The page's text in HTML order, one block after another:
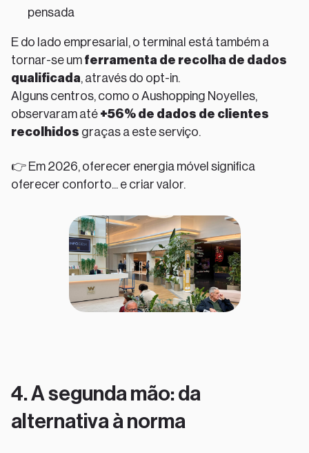
pensada
E do lado empresarial, o terminal está também a
tornar-se um ferramenta de recolha de dados
qualificada, através do opt-in.
Alguns centros, como o Aushopping Noyelles,
observaram até +56% de dados de clientes
recolhidos graças a este serviço.
👉 Em 2026, oferecer energia móvel significa
oferecer conforto... e criar valor.
4. A segunda mão: da
alternativa à norma